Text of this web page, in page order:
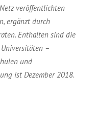
veröffentlichten
ergänzt durch
Enthalten sind die
–
und
ist Dezember 2018.